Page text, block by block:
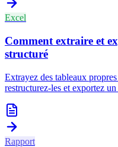
Excel
Comment extraire et
structuré
Extrayez des tableaux
restructurez-les et exportez
Rapport